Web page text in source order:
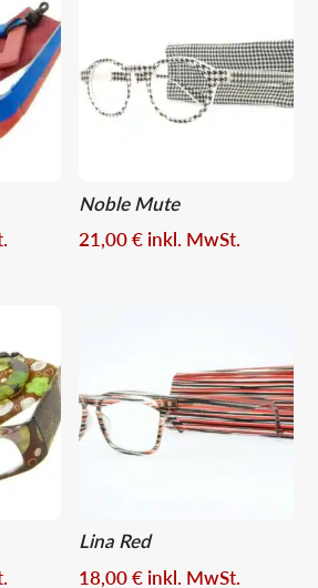
Noble Mute
21,00€ inkl. MwSt.
Lina Red
18,00€ inkl. MwSt.